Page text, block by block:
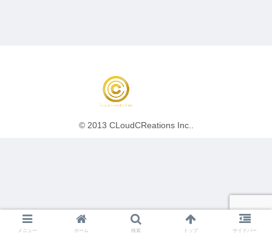
© 2013 CLoudCReations Inc..
メニュー ホーム 検索 トップ サイドバー